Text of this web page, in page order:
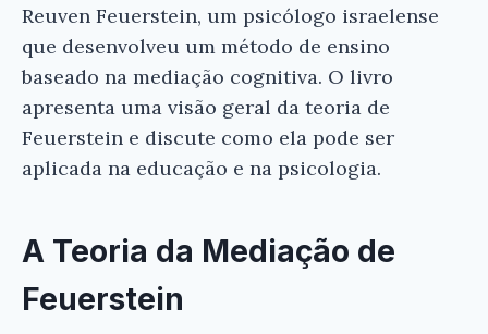
Reuven Feuerstein, um psicólogo israelense
que desenvolveu um método de ensino
baseado na mediação cognitiva. O livro
apresenta uma visão geral da teoria de
Feuerstein e discute como ela pode ser
aplicada na educação e na psicologia.
A Teoria da Mediação de
Feuerstein